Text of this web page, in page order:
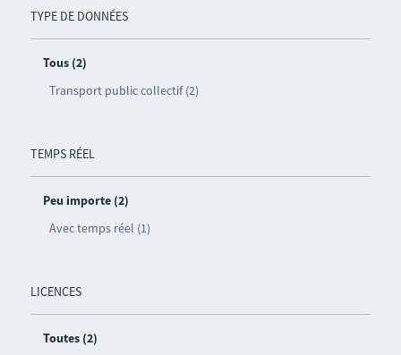
TYPE DE DONNÉES
Tous (2)
Transport public collectif (2)
TEMPS RÉEL
Peu importe (2)
Avec temps réel (1)
LICENCES
Toutes (2)